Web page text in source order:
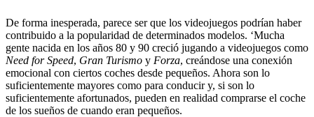
De forma inesperada, parece ser que los videojuegos podrían haber
contribuido a la popularidad de determinados modelos. ‘Mucha
gente nacida en los años 80 y 90 creció jugando a videojuegos como
Need for Speed, Gran Turismo y Forza, creándose una conexión
emocional con ciertos coches desde pequeños. Ahora son lo
suficientemente mayores como para conducir y, si son lo
suficientemente afortunados, pueden en realidad comprarse el coche
de los sueños de cuando eran pequeños.